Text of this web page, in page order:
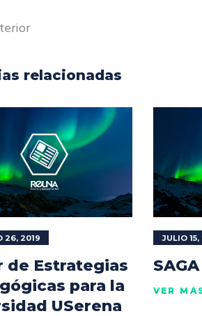
relacionadas
26, 2019
de Estrategias
para la
USerena
JULIO 15,
VER